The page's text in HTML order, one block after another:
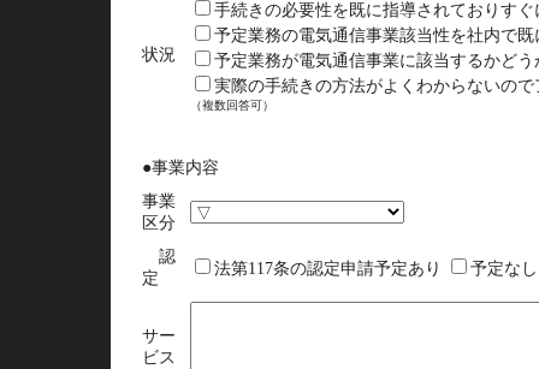
状況
手続きの必要性を既に指導されておりす
予定業務の電気通信事業該当性を社内で
予定業務が電気通信事業に該当するかど
実際の手続きの方法がよくわからないの
（複数回答可）
●事業内容
事業
区分
認
定
法第117条の認定申請予定あり 予定な
サー
ビス